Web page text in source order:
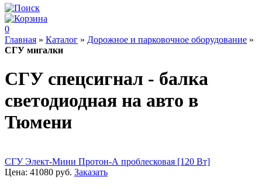
0
Главная » Каталог » Дорожное и парковочное оборудование »
СГУ мигалки
СГУ спецсигнал - балка
светодиодная на авто в
Тюмени
СГУ Элект-Мини Протон-А проблесковая [120 Вт]
Цена: 41080 руб. Заказать